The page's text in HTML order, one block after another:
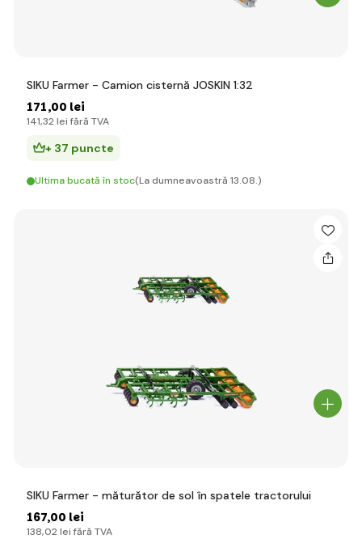
SIKU Farmer - Camion cisternă JOSKIN 1:32
171,00 lei
141,32 lei fără TVA
+ 37 puncte
Ultima bucată în stoc(La dumneavoastră 13.08.)
SIKU Farmer - măturător de sol în spatele tractorului
167,00 lei
138,02 lei fără TVA